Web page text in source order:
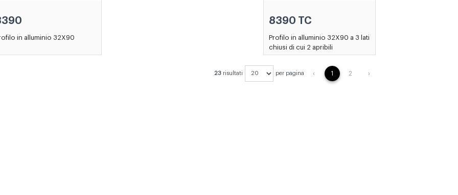
in alluminio 32X90
8390 TC
Profilo in alluminio 32X90 a 3 lati
chiusi di cui 2 apribili
23 risultati per pagina ‹PREVIOUS
1 2 ›NEXT